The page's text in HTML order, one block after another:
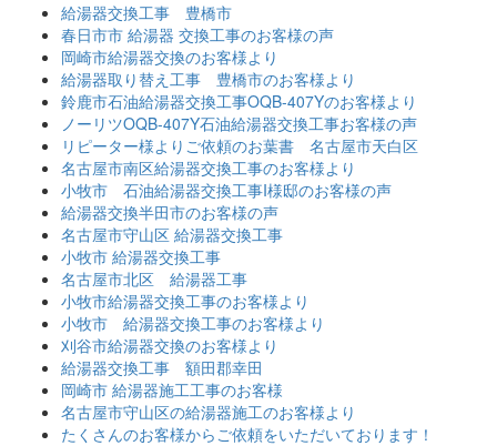
給湯器交換工事 豊橋市
春日市市 給湯器 交換工事のお客様の声
岡崎市給湯器交換のお客様より
給湯器取り替え工事 豊橋市のお客様より
鈴鹿市石油給湯器交換工事OQB-407Yのお客様より
ノーリツOQB-407Y石油給湯器交換工事お客様の声
リピーター様よりご依頼のお葉書 名古屋市天白区
名古屋市南区給湯器交換工事のお客様より
小牧市 石油給湯器交換工事I様邸のお客様の声
給湯器交換半田市のお客様の声
名古屋市守山区 給湯器交換工事
小牧市 給湯器交換工事
名古屋市北区 給湯器工事
小牧市給湯器交換工事のお客様より
小牧市 給湯器交換工事のお客様より
刈谷市給湯器交換のお客様より
給湯器交換工事 額田郡幸田
岡崎市 給湯器施工工事のお客様
名古屋市守山区の給湯器施工のお客様より
たくさんのお客様からご依頼をいただいております！